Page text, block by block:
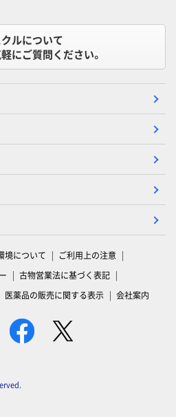
ルについて
にご質問ください。
境について
ご利用上の注意
古物営業法に基づく表記
医薬品の販売に関する表示 会社案内